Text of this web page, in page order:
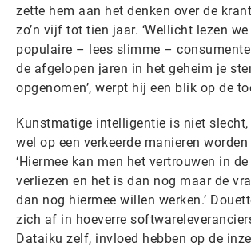
zette hem aan het denken over de
zo’n vijf tot tien jaar. ‘Wellicht lezen
populaire – lees slimme –
de afgelopen jaren in het geheim je
opgenomen’, werpt hij een blik op de
Kunstmatige intelligentie is niet
wel op een verkeerde manieren
‘Hiermee kan men het vertrouwen in
verliezen en het is dan nog maar de
dan nog hiermee willen werken.’
zich af in hoeverre
Dataiku zelf, invloed hebben op de